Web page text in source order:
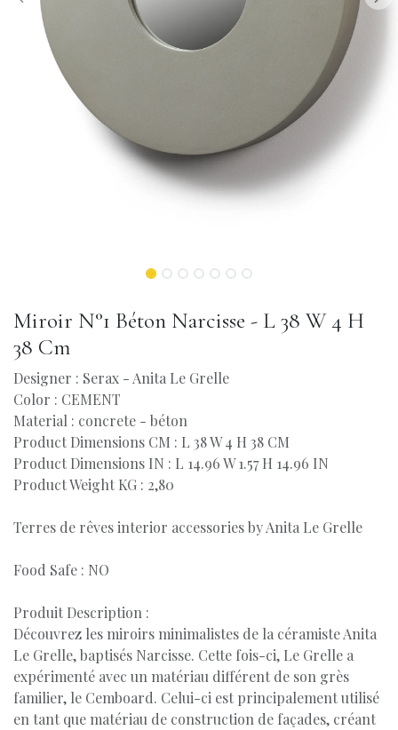
Miroir N°1 Béton Narcisse - L 38 W 4 H
38 Cm
Designer : Serax - Anita Le Grelle
Color : CEMENT
Material : concrete - béton
Product Dimensions CM : L 38 W 4 H 38 CM
Product Dimensions IN : L 14.96 W 1.57 H 14.96 IN
Product Weight KG : 2,80
Terres de rêves interior accessories by Anita Le Grelle
Food Safe : NO
Produit Description :
Découvrez les miroirs minimalistes de la céramiste Anita
Le Grelle, baptisés Narcisse. Cette fois-ci, Le Grelle a
expérimenté avec un matériau différent de son grès
familier, le Cemboard. Celui-ci est principalement utilisé
en tant que matériau de construction de façades, créant